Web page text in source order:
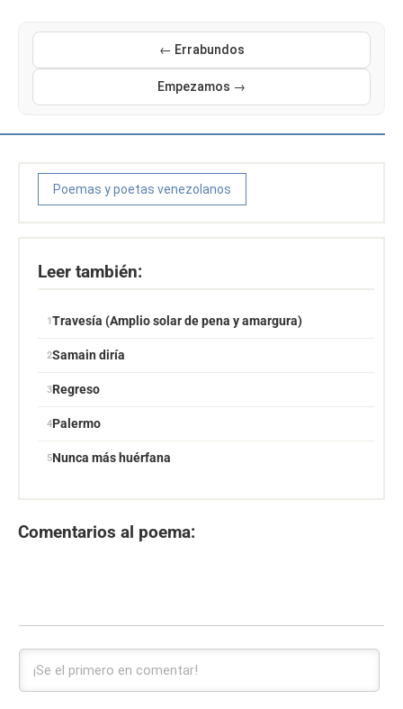
← Errabundos
Empezamos →
Poemas y poetas venezolanos
Leer también:
Travesía (Amplio solar de pena y amargura)
Samain diría
Regreso
Palermo
Nunca más huérfana
Comentarios al poema: